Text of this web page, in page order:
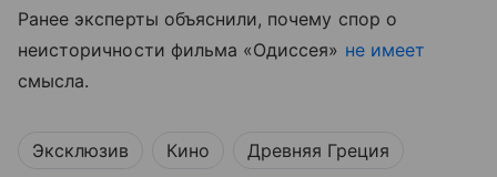
Ранее эксперты объяснили, почему спор о
неисторичности фильма «Одиссея» не имеет
смысла.
Эксклюзив Кино Древняя Греция